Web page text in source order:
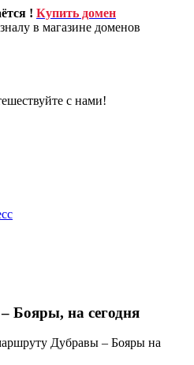
! Купить домен
в магазине доменов
с нами!
Бояры, на сегодня
Дубравы – Бояры на